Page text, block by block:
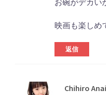
映画も楽しめ
返信
Chihiro Anai